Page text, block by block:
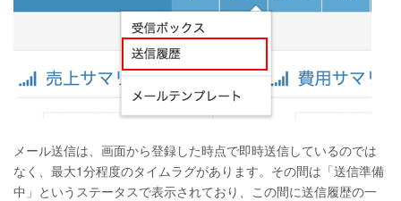
メール送信は、画面から登録した時点で即時送信しているのでは
なく、最大1分程度のタイムラグがあります。その間は「送信準備
中」というステータスで表示されており、この間に送信履歴の一